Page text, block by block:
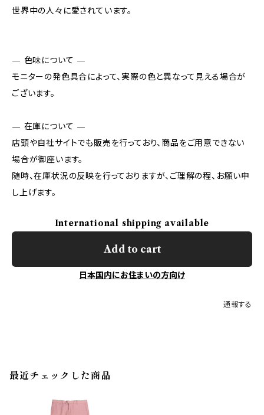
世界中の人々に愛されています。
— 色味について —
モニターの発色具合によって、実際の色と異なって見える場合が
ございます。
— 在庫について —
店頭や自社サイトでも販売を行っており、商品をご用意できない
場合が御座います。
随時、在庫状況の反映を行っておりますが、ご理解の程、お願い申
し上げます。
International shipping available
Add to cart
日本国内にお住まいの方向け
通報する
最近チェックした商品